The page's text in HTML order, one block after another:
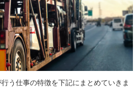
う仕事の特徴を下記にまとめていきま